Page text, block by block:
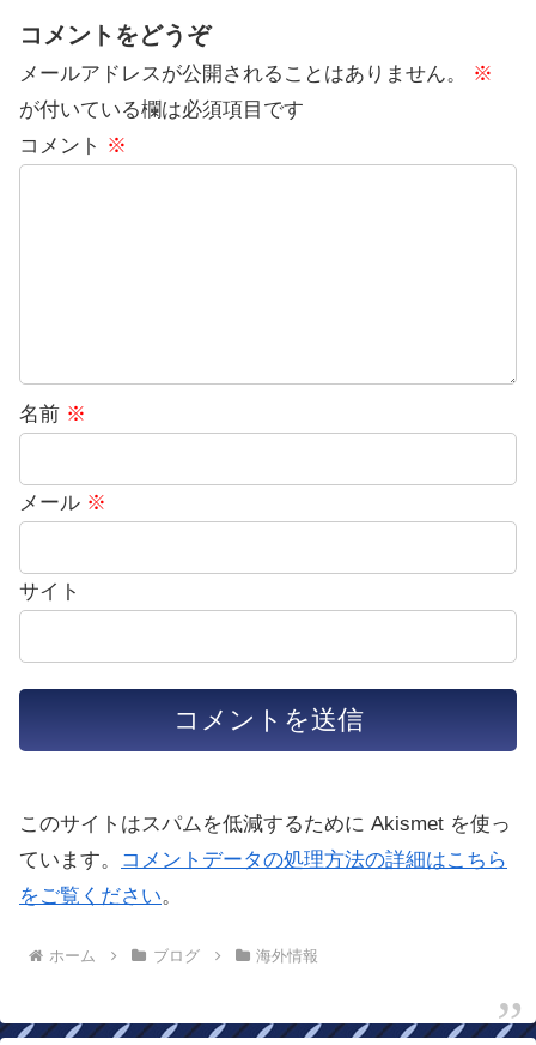
コメントをどうぞ
メールアドレスが公開されることはありません。
※
が付いている欄は必須項目です
コメント ※
名前 ※
メール ※
サイト
このサイトはスパムを低減するために Akismet を使っ
ています。
コメントデータの処理方法の詳細はこちら
をご覧ください。
ホーム ブログ 海外情報